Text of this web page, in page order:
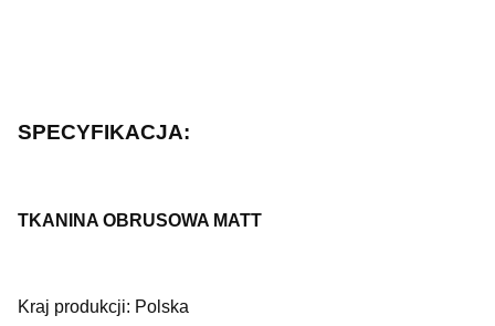
SPECYFIKACJA:
TKANINA OBRUSOWA MATT
Kraj produkcji: Polska